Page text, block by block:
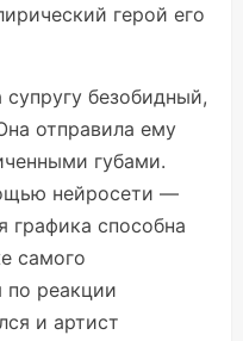
герой его
безобидный,
отправила ему
губами.
нейросети —
графика способна
самого
по реакции
и артист